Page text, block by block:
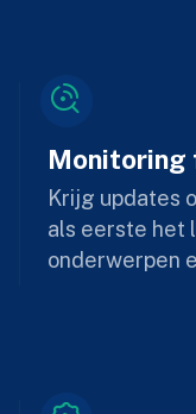
Monitoring
Krijg updates
als eerste het
onderwerpen